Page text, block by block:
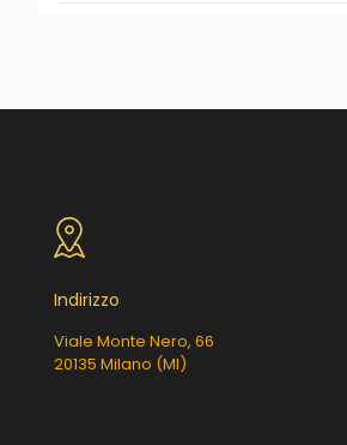
Indirizzo
Viale Monte Nero, 66
20135 Milano (MI)